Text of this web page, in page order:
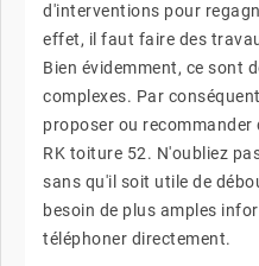
d'interventions pour
effet, il faut faire des
Bien évidemment, ce sont
complexes. Par
proposer ou
RK toiture 52. N'oubliez
sans qu'il soit utile de
besoin de plus amples
téléphoner directement.